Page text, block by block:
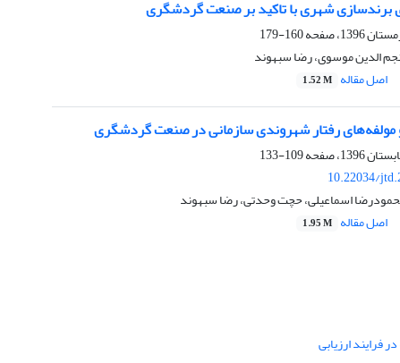
برندسازی شهری با تاکید بر صنعت گردشگری
160-179
الدین موسوی، رضا سبهوند
اصل مقاله 1.52 M
مولفه‌های رفتار شهروندی سازمانی در صنعت گردشگری
109-133
10.22034/
اسماعیلی، حچت وحدتی، رضا سبهوند
اصل مقاله 1.95 M
فرایند ارزیابی